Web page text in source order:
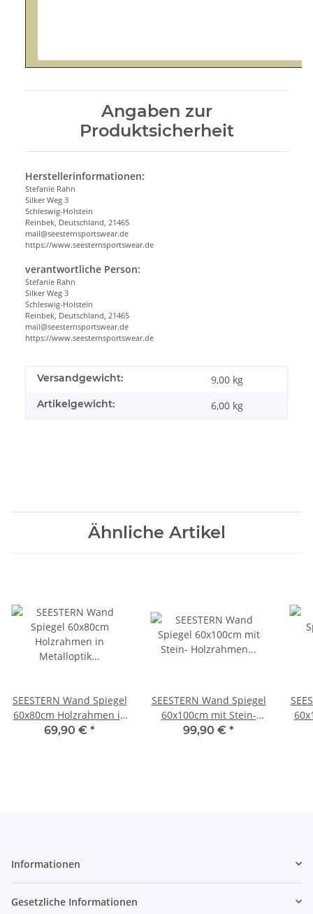
Angaben zur
Produktsicherheit
Herstellerinformationen:
Stefanie Rahn
Silker Weg 3
Schleswig-Holstein
Reinbek, Deutschland, 21465
mail@seesternsportswear.de
https://www.seesternsportswear.de
verantwortliche Person:
Stefanie Rahn
Silker Weg 3
Schleswig-Holstein
Reinbek, Deutschland, 21465
mail@seesternsportswear.de
https://www.seesternsportswear.de
Versandgewicht: 9,00 kg
Artikelgewicht: 6,00 kg
Ähnliche Artikel
SEESTERN Wand Spiegel
60x80cm Holzrahmen in
Metalloptik für Bad
69,90 € *
SEESTERN Wand Spiegel
60x100cm mit Stein-
Holzrahmen für Bad,
99,90 € *
Informationen
Gesetzliche Informationen